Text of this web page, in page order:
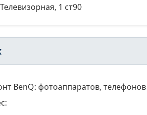
Телевизорная, 1 ст90
BenQ: фотоаппаратов, телефонов